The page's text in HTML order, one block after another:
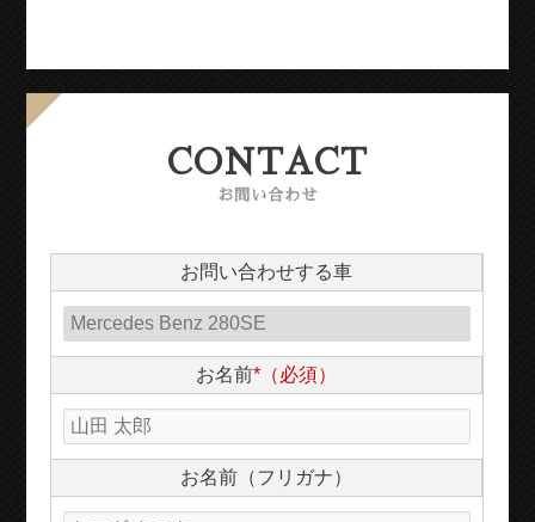
CONTACT
お問い合わせ
お問い合わせする車
お名前*（必須）
お名前（フリガナ）